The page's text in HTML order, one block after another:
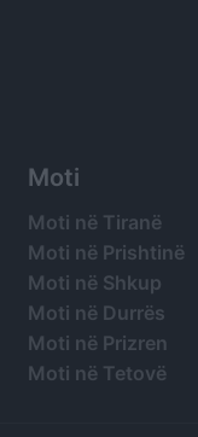
Moti
Moti në Tiranë
Moti në Prishtinë
Moti në Shkup
Moti në Durrës
Moti në Prizren
Moti në Tetovë